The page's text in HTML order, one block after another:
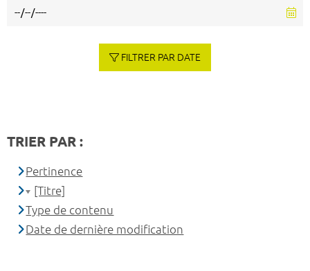
FILTRER PAR DATE
TRIER PAR :
Pertinence
[Titre]
Type de contenu
Date de dernière modification